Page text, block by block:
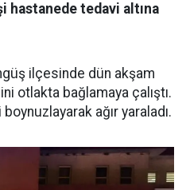
hastanede tedavi altına
ilçesinde dün akşam
otlakta bağlamaya çalıştı.
ağır yaraladı.